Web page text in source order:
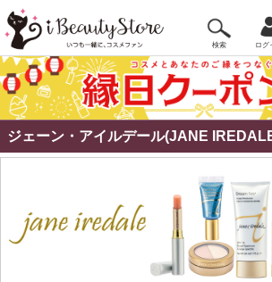
検索 ログ
ジェーン・アイルデール(JANE